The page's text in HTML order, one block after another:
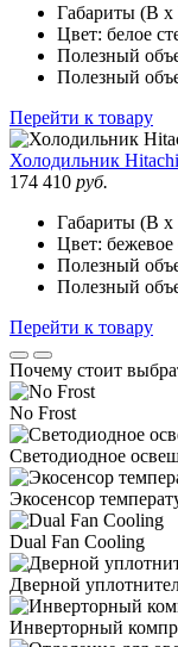
Габариты (В
Цвет: белое
Полезный
Полезный
Перейти к товару
Холодильник
174 410 руб.
Габариты (В
Цвет: бежевое
Полезный
Полезный
Перейти к товару
Почему стоит
No Frost
Светодиодное
Экосенсор
Dual Fan Cooling
Дверной
Инверторный